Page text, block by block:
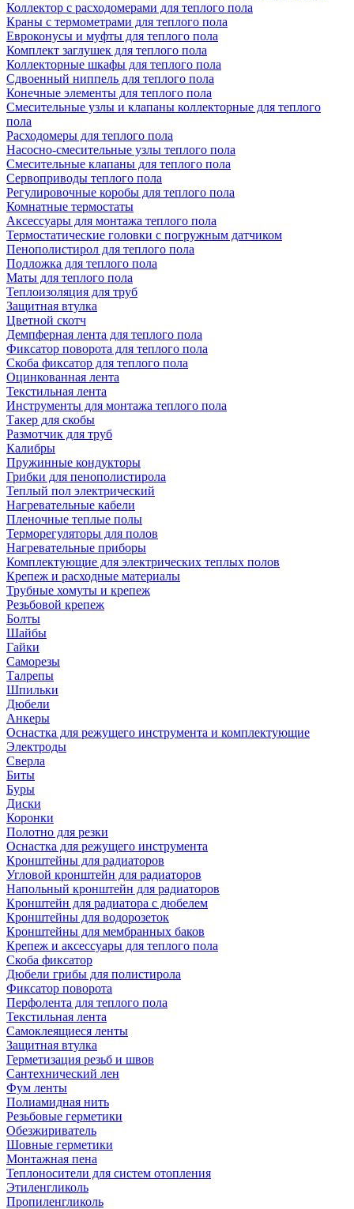
Коллектор с расходомерами для теплого пола
Краны с термометрами для теплого пола
Евроконусы и муфты для теплого пола
Комплект заглушек для теплого пола
Коллекторные шкафы для теплого пола
Сдвоенный ниппель для теплого пола
Конечные элементы для теплого пола
Смесительные узлы и клапаны коллекторные для теплого
пола
Расходомеры для теплого пола
Насосно-смесительные узлы теплого пола
Смесительные клапаны для теплого пола
Сервоприводы теплого пола
Регулировочные коробы для теплого пола
Комнатные термостаты
Аксессуары для монтажа теплого пола
Термостатические головки с погружным датчиком
Пенополистирол для теплого пола
Подложка для теплого пола
Маты для теплого пола
Теплоизоляция для труб
Защитная втулка
Цветной скотч
Демпферная лента для теплого пола
Фиксатор поворота для теплого пола
Скоба фиксатор для теплого пола
Оцинкованная лента
Текстильная лента
Инструменты для монтажа теплого пола
Такер для скобы
Размотчик для труб
Калибры
Пружинные кондукторы
Грибки для пенополистирола
Теплый пол электрический
Нагревательные кабели
Пленочные теплые полы
Терморегуляторы для полов
Нагревательные приборы
Комплектующие для электрических теплых полов
Крепеж и расходные материалы
Трубные хомуты и крепеж
Резьбовой крепеж
Болты
Шайбы
Гайки
Саморезы
Талрепы
Шпильки
Дюбели
Анкеры
Оснастка для режущего инструмента и комплектующие
Электроды
Сверла
Биты
Буры
Диски
Коронки
Полотно для резки
Оснастка для режущего инструмента
Кронштейны для радиаторов
Угловой кронштейн для радиаторов
Напольный кронштейн для радиаторов
Кронштейн для радиатора с дюбелем
Кронштейны для водорозеток
Кронштейны для мембранных баков
Крепеж и аксессуары для теплого пола
Скоба фиксатор
Дюбели грибы для полистирола
Фиксатор поворота
Перфолента для теплого пола
Текстильная лента
Самоклеящиеся ленты
Защитная втулка
Герметизация резьб и швов
Сантехнический лен
Фум ленты
Полиамидная нить
Резьбовые герметики
Обезжириватель
Шовные герметики
Монтажная пена
Теплоносители для систем отопления
Этиленгликоль
Пропиленгликоль